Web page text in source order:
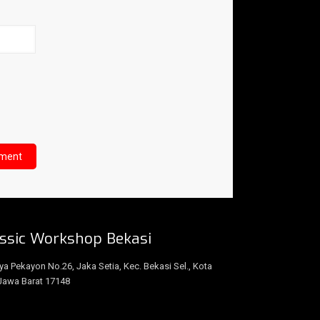
Workshop Bekasi
Pekayon No.26, Jaka Setia, Kec. Bekasi Sel., Kota
Barat 17148